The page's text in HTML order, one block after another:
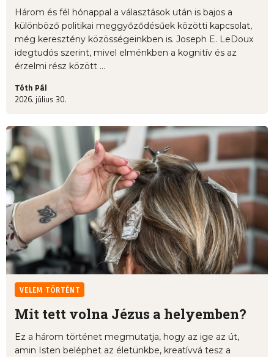
Három és fél hónappal a választások után is bajos a
különböző politikai meggyőződésűek közötti kapcsolat,
még keresztény közösségeinkben is. Joseph E. LeDoux
idegtudós szerint, mivel elménkben a kognitív és az
érzelmi rész között ...
Tóth Pál
2026. július 30.
VELEM TÖRTÉNT
Mit tett volna Jézus a helyemben?
Ez a három történet megmutatja, hogy az ige az út,
amin Isten beléphet az életünkbe, kreatívvá tesz a